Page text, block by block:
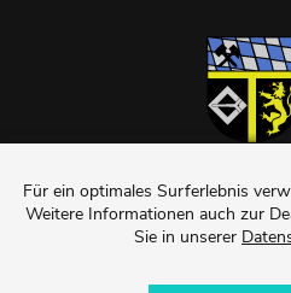
Ortsgemeinde
Für ein optimales Surferlebnis
Weitere Informationen auch zur
Sie in unserer